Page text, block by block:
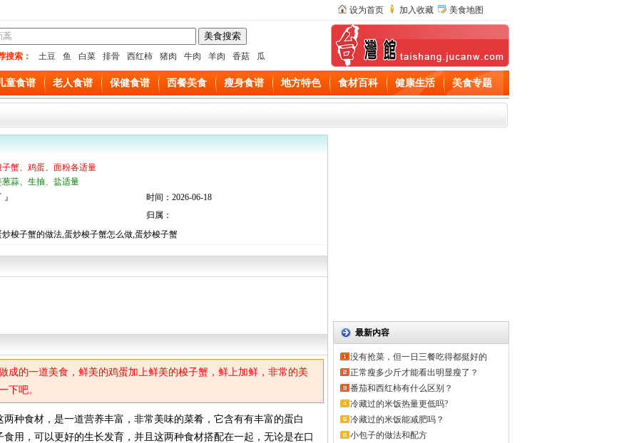
设为首页 加入收藏 美食地图
搜索： 土豆 鱼 白菜 排骨 西红柿 猪肉 牛肉 羊肉 香菇 瓜
童食谱 老人食谱 保健食谱 西餐美食 瘦身食谱 地方特色 食材百科 健康生活 美食专题
子蟹、鸡蛋、面粉各适量
葱蒜、生抽、盐适量
时间：2026-06-18
归属：
梭子蟹的做法,蛋炒梭子蟹怎么做,蛋炒梭子蟹
成的一道美食，鲜美的鸡蛋加上鲜美的梭子蟹，鲜上加鲜，非常的美
下吧。
食材，是一道营养丰富，非常美味的菜肴，它含有有丰富的蛋白
用，可以更好的生长发育，并且这两种食材搭配在一起，无论是在口
最新内容
没有抢菜，但一日三餐吃得都挺好的
正常瘦多少斤才能看出明显瘦了？
番茄和西红柿有什么区别？
冷藏过的米饭热量更低吗?
冷藏过的米饭能减肥吗？
小包子的做法和配方